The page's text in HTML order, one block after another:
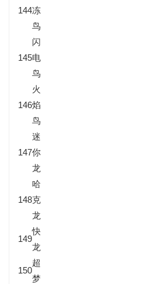
144冻
鸟
145
闪
电
鸟
146
火
焰
鸟
147
迷
你
龙
148
哈
克
龙
149
快
龙
150
超
梦